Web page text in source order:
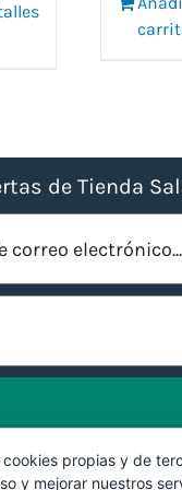
de Tienda
cookies propias y de
y mejorar nuestros